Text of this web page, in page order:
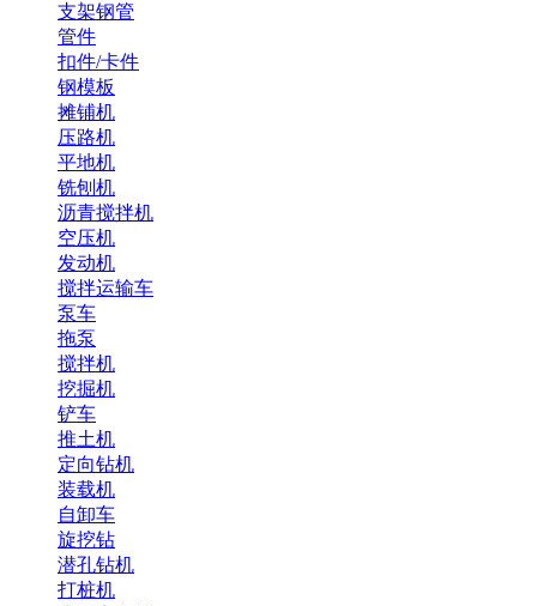
支架钢管
管件
扣件/卡件
钢模板
摊铺机
压路机
平地机
铣刨机
沥青搅拌机
空压机
发动机
搅拌运输车
泵车
拖泵
搅拌机
挖掘机
铲车
推土机
定向钻机
装载机
自卸车
旋挖钻
潜孔钻机
打桩机